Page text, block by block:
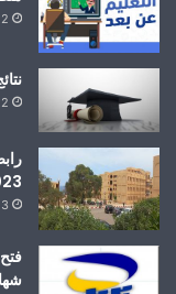
22
22
3 سبتمبر 2023